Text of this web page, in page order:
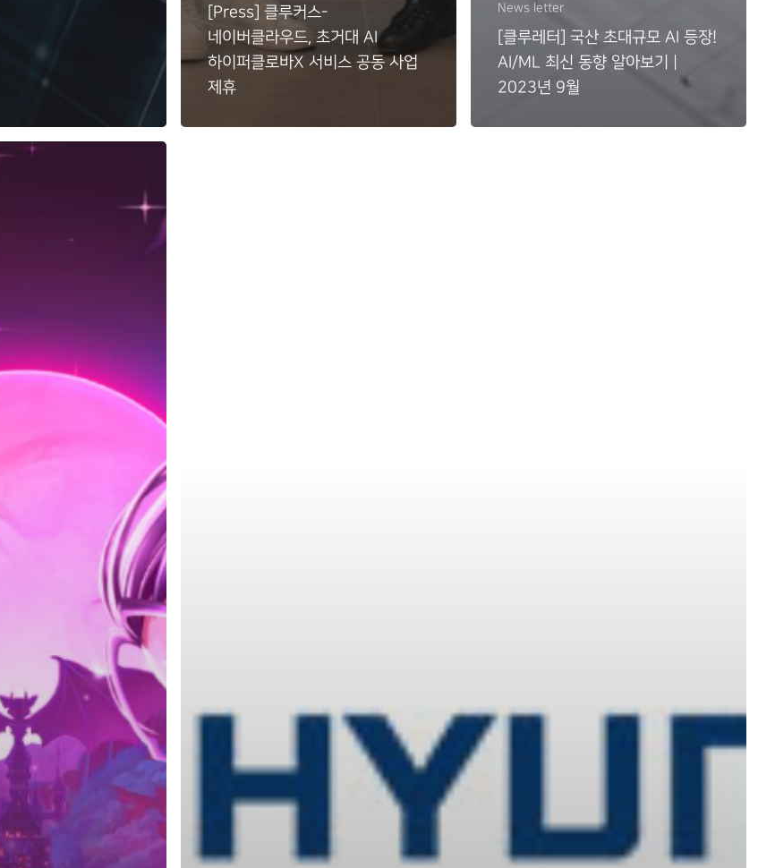
[Press] 클루커스-
네이버클라우드, 초거대 AI
하이퍼클로바X 서비스 공동 사업
제휴
News letter
[클루레터] 국산 초대규모 AI 등장!
AI/ML 최신 동향 알아보기 |
2023년 9월